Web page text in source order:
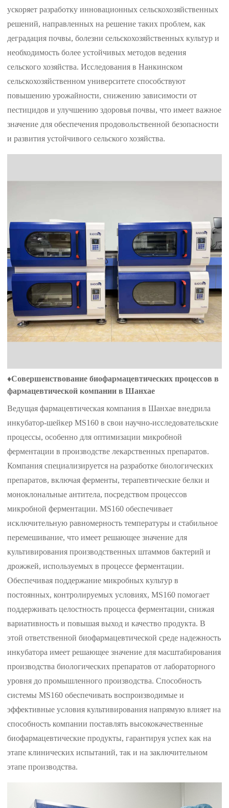
ускоряет разработку инновационных сельскохозяйственных
решений, направленных на решение таких проблем, как
деградация почвы, болезни сельскохозяйственных культур и
необходимость более устойчивых методов ведения
сельского хозяйства. Исследования в Нанкинском
сельскохозяйственном университете способствуют
повышению урожайности, снижению зависимости от
пестицидов и улучшению здоровья почвы, что имеет важное
значение для обеспечения продовольственной безопасности
и развития устойчивого сельского хозяйства.
♦Совершенствование биофармацевтических процессов в
фармацевтической компании в Шанхае
Ведущая фармацевтическая компания в Шанхае внедрила
инкубатор-шейкер MS160 в свои научно-исследовательские
процессы, особенно для оптимизации микробной
ферментации в производстве лекарственных препаратов.
Компания специализируется на разработке биологических
препаратов, включая ферменты, терапевтические белки и
моноклональные антитела, посредством процессов
микробной ферментации. MS160 обеспечивает
исключительную равномерность температуры и стабильное
перемешивание, что имеет решающее значение для
культивирования производственных штаммов бактерий и
дрожжей, используемых в процессе ферментации.
Обеспечивая поддержание микробных культур в
постоянных, контролируемых условиях, MS160 помогает
поддерживать целостность процесса ферментации, снижая
вариативность и повышая выход и качество продукта. В
этой ответственной биофармацевтической среде надежность
инкубатора имеет решающее значение для масштабирования
производства биологических препаратов от лабораторного
уровня до промышленного производства. Способность
системы MS160 обеспечивать воспроизводимые и
эффективные условия культивирования напрямую влияет на
способность компании поставлять высококачественные
биофармацевтические продукты, гарантируя успех как на
этапе клинических испытаний, так и на заключительном
этапе производства.